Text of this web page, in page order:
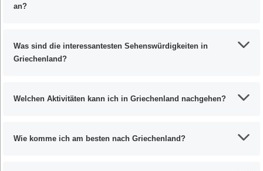
an?
Was sind die interessantesten Sehenswürdigkeiten in
Griechenland?
Welchen Aktivitäten kann ich in Griechenland nachgehen?
Wie komme ich am besten nach Griechenland?